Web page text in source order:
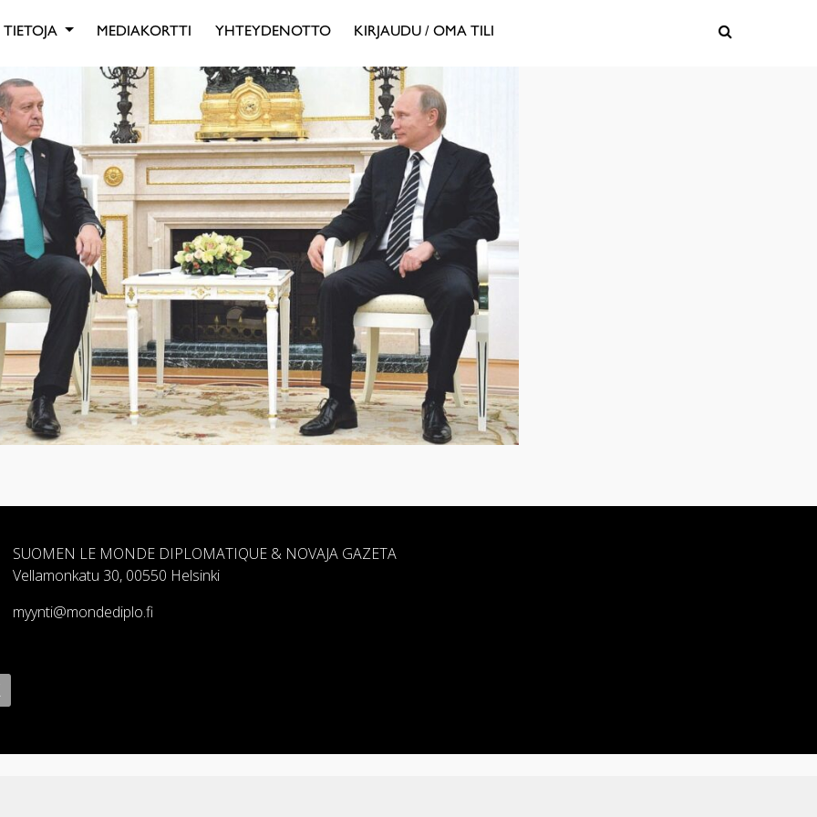
TIETOJA MEDIAKORTTI YHTEYDENOTTO KIRJAUDU / OMA TILI
SUOMEN LE MONDE DIPLOMATIQUE & NOVAJA GAZETA
Vellamonkatu 30, 00550 Helsinki
myynti@mondediplo.fi